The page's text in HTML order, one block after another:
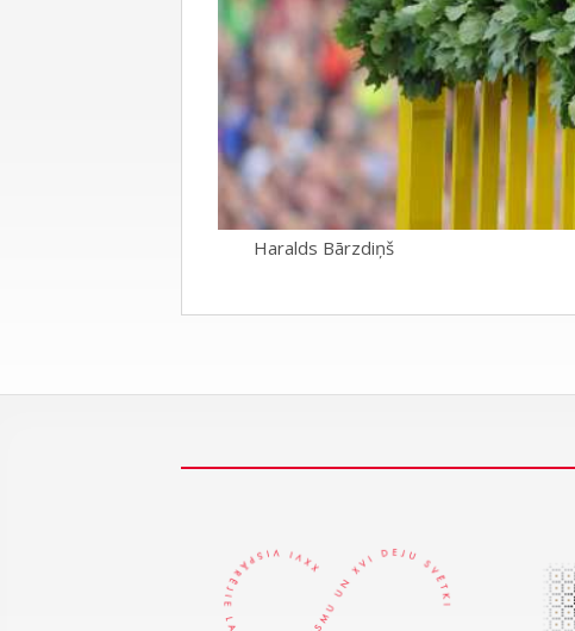
Haralds Bārzdiņš